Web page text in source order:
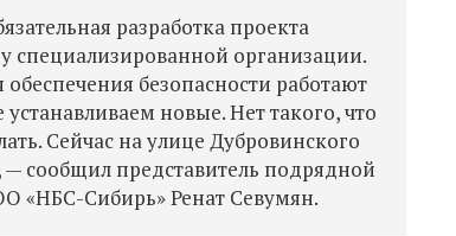
разработка проекта
специализированной организации.
безопасности работают
новые. Нет такого, что
Сейчас на улице Дубровинского
сообщил представитель подрядной
«НБС-Сибирь» Ренат Севумян.